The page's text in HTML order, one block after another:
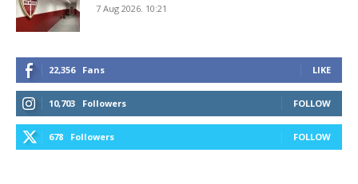
7 Aug 2026. 10:21
22,356 Fans LIKE
10,703 Followers FOLLOW
678 Followers FOLLOW